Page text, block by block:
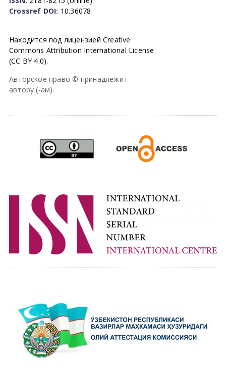
Crossref DOI: 10.36078
Находится под лицензией Creative
Commons Attribution International License
(CC BY 4.0).
Авторское право © принадлежит
автору (-ам).